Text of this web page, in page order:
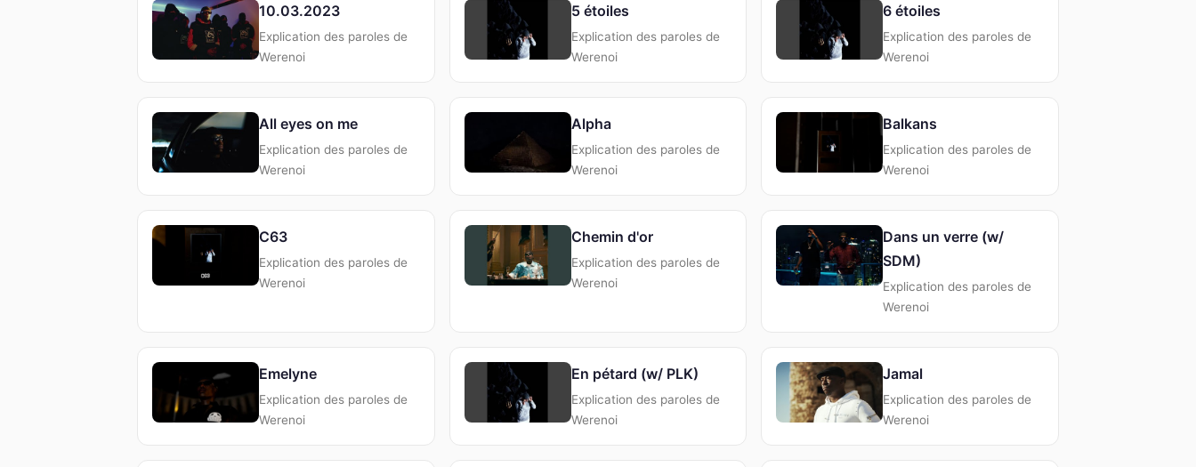
10.03.2023
Explication des paroles de
Werenoi
5 étoiles
Explication des paroles de
Werenoi
6 étoiles
Explication des paroles de
Werenoi
All eyes on me
Explication des paroles de
Werenoi
Alpha
Explication des paroles de
Werenoi
Balkans
Explication des paroles de
Werenoi
C63
Explication des paroles de
Werenoi
Chemin d'or
Explication des paroles de
Werenoi
Dans un verre (w/
SDM)
Explication des paroles de
Werenoi
Emelyne
Explication des paroles de
Werenoi
En pétard (w/ PLK)
Explication des paroles de
Werenoi
Jamal
Explication des paroles de
Werenoi